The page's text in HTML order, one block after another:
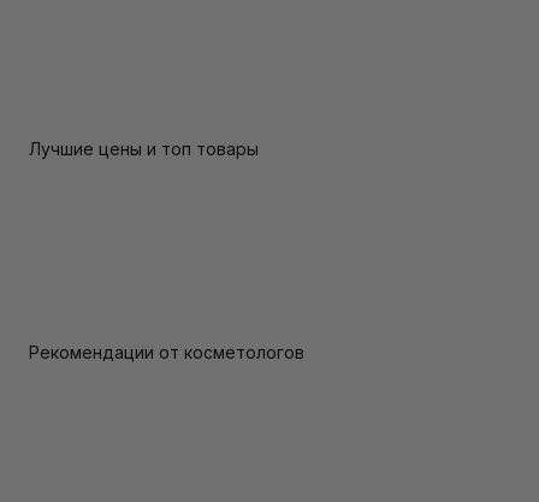
Лучшие цены и топ товары
Рекомендации от косметологов